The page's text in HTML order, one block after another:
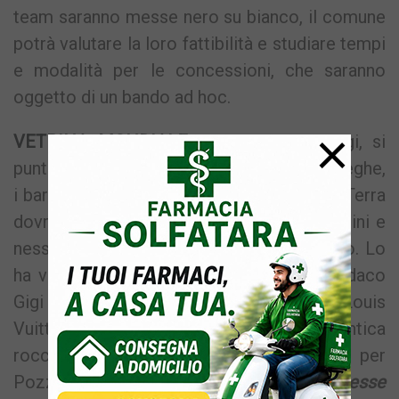
team saranno messe nero su bianco, il comune
potrà valutare la loro fattibilità e studiare tempi
e modalità per le concessioni, che saranno
oggetto di un bando ad hoc.
VETRINA MONDIALE –Oltre agli alloggi, si
punta a dare in concessione anche le botteghe,
i bar e i ristoranti con un vincolo: il Rione Terra
dovrà essere sempre accessibile ai cittadini e
nessuno dovrà avere un accesso esclusivo. Lo
ha voluto precisare a chiare lettere il sindaco
Gigi Manzoni, che vede l’America’s Cup Louis
Vuitton 2027 e la presenza dei team all’antica
rocca come un’enorme vetrina mondiale per
Pozzuoli e per i Campi Flegrei.“L’interesse
×